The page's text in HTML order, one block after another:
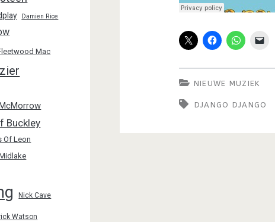
NIEUWE MUZIEK
DJANGO DJANGO
Damien Rice
Mac
Buckley
Of Leon
Nick Cave
Watson